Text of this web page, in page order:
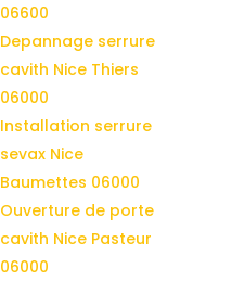
06600
Depannage serrure
cavith Nice Thiers
06000
Installation serrure
sevax Nice
Baumettes 06000
Ouverture de porte
cavith Nice Pasteur
06000